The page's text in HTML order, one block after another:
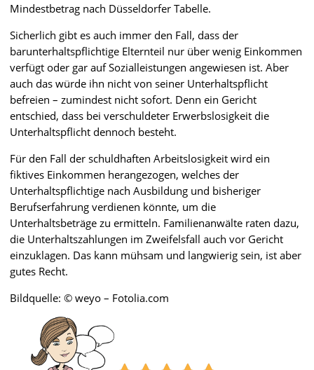
Mindestbetrag nach Düsseldorfer Tabelle.
Sicherlich gibt es auch immer den Fall, dass der
barunterhaltspflichtige Elternteil nur über wenig Einkommen
verfügt oder gar auf Sozialleistungen angewiesen ist. Aber
auch das würde ihn nicht von seiner Unterhaltspflicht
befreien – zumindest nicht sofort. Denn ein Gericht
entschied, dass bei verschuldeter Erwerbslosigkeit die
Unterhaltspflicht dennoch besteht.
Für den Fall der schuldhaften Arbeitslosigkeit wird ein
fiktives Einkommen herangezogen, welches der
Unterhaltspflichtige nach Ausbildung und bisheriger
Berufserfahrung verdienen könnte, um die
Unterhaltsbeträge zu ermitteln. Familienanwälte raten dazu,
die Unterhaltszahlungen im Zweifelsfall auch vor Gericht
einzuklagen. Das kann mühsam und langwierig sein, ist aber
gutes Recht.
Bildquelle: © weyo – Fotolia.com